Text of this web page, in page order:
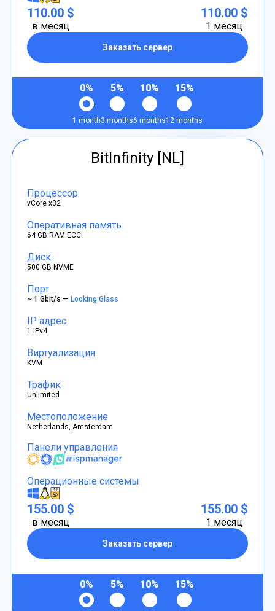
110.00 $
в месяц
Заказать сервер
110.00 $
1 месяц
0%
1 month
5%
3 months
10%
6 months
15%
12 months
BitInfinity [NL]
Процессор
vCore x32
Оперативная память
64 GB RAM ECC
Диск
500 GB NVME
Порт
~ 1 Gbit/s —Looking Glass
IP адрес
1 IPv4
Виртуализация
KVM
Трафик
Unlimited
Местоположение
Netherlands, Amsterdam
Панели управления
Операционные системы
155.00 $
в месяц
Заказать сервер
155.00 $
1 месяц
0% 5% 10% 15%